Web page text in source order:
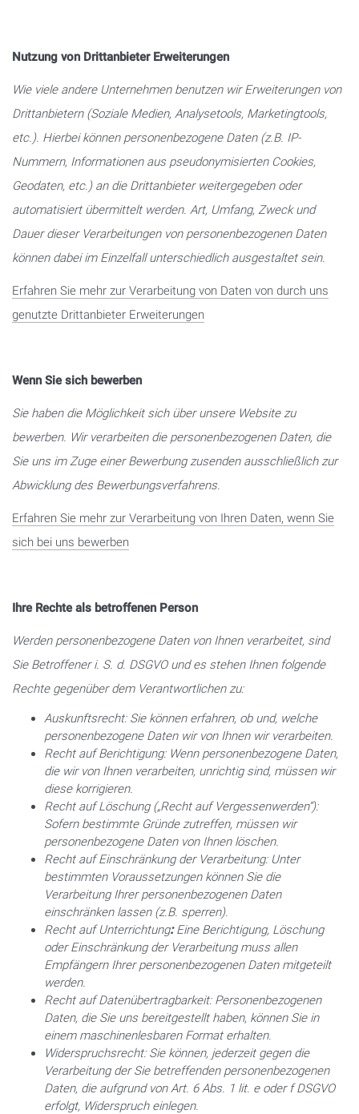
Nutzung von Drittanbieter Erweiterungen
Wie viele andere Unternehmen benutzen wir Erweiterungen von
Drittanbietern (Soziale Medien, Analysetools, Marketingtools,
etc.). Hierbei können personenbezogene Daten (z.B. IP-
Nummern, Informationen aus pseudonymisierten Cookies,
Geodaten, etc.) an die Drittanbieter weitergegeben oder
automatisiert übermittelt werden. Art, Umfang, Zweck und
Dauer dieser Verarbeitungen von personenbezogenen Daten
können dabei im Einzelfall unterschiedlich ausgestaltet sein.
Erfahren Sie mehr zur Verarbeitung von Daten von durch uns
genutzte Drittanbieter Erweiterungen
Wenn Sie sich bewerben
Sie haben die Möglichkeit sich über unsere Website zu
bewerben. Wir verarbeiten die personenbezogenen Daten, die
Sie uns im Zuge einer Bewerbung zusenden ausschließlich zur
Abwicklung des Bewerbungsverfahrens.
Erfahren Sie mehr zur Verarbeitung von Ihren Daten, wenn Sie
sich bei uns bewerben
Ihre Rechte als betroffenen Person
Werden personenbezogene Daten von Ihnen verarbeitet, sind
Sie Betroffener i. S. d. DSGVO und es stehen Ihnen folgende
Rechte gegenüber dem Verantwortlichen zu:
Auskunftsrecht: Sie können erfahren, ob und, welche
personenbezogene Daten wir von Ihnen wir verarbeiten.
Recht auf Berichtigung: Wenn personenbezogene Daten,
die wir von Ihnen verarbeiten, unrichtig sind, müssen wir
diese korrigieren.
Recht auf Löschung („Recht auf Vergessenwerden“):
Sofern bestimmte Gründe zutreffen, müssen wir
personenbezogene Daten von Ihnen löschen.
Recht auf Einschränkung der Verarbeitung: Unter
bestimmten Voraussetzungen können Sie die
Verarbeitung Ihrer personenbezogenen Daten
einschränken lassen (z.B. sperren).
Recht auf Unterrichtung:Eine Berichtigung, Löschung
oder Einschränkung der Verarbeitung muss allen
Empfängern Ihrer personenbezogenen Daten mitgeteilt
werden.
Recht auf Datenübertragbarkeit: Personenbezogenen
Daten, die Sie uns bereitgestellt haben, können Sie in
einem maschinenlesbaren Format erhalten.
Widerspruchsrecht: Sie können, jederzeit gegen die
Verarbeitung der Sie betreffenden personenbezogenen
Daten, die aufgrund von Art. 6 Abs. 1 lit. e oder f DSGVO
erfolgt, Widerspruch einlegen.